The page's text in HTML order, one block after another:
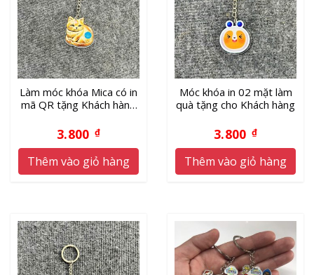
Làm móc khóa Mica có in
mã QR tặng Khách hàng
3.800 ₫
Thêm vào giỏ hàng
Móc khóa in 02 mặt làm
quà tặng cho Khách hàng
3.800 ₫
Thêm vào giỏ hàng